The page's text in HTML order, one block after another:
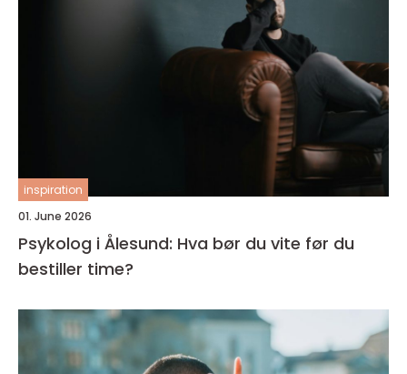
inspiration
01. June 2026
Psykolog i Ålesund: Hva bør du vite før du
bestiller time?